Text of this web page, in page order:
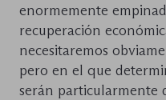
enormemente
recuperación
necesitaremos
pero en el que
serán particularmente